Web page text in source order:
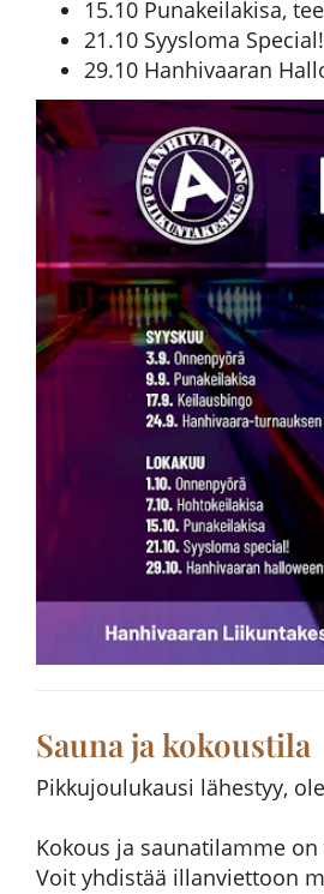
15.10 Punakeilakisa,
21.10 Syysloma Special!
29.10 Hanhivaaran
Sauna ja kokoustila
Pikkujoulukausi lähestyy,
Kokous ja saunatilamme
Voit yhdistää illanviettoon